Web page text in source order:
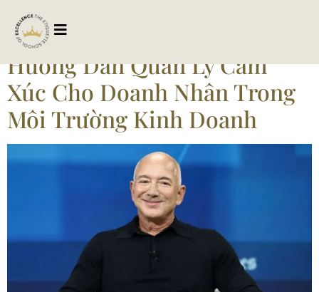
Tag:
Hướng Dẫn Quản Lý Cảm
Xúc Cho Doanh Nhân Trong
Môi Trường Kinh Doanh